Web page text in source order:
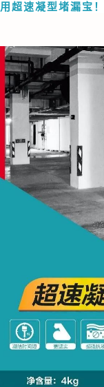
用超速凝型堵漏宝！